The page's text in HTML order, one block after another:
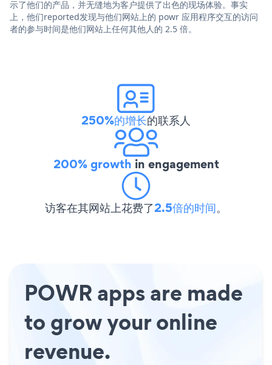
示了他们的产品，并无缝地为客户提供了出色的现场体验。事实
上，他们reported发现与他们网站上的 powr 应用程序交互的访问
者的参与时间是他们网站上任何其他人的 2.5 倍。
250%的增长的联系人
200% growth in engagement
访客在其网站上花费了2.5倍的时间。
POWR apps are made
to grow your online
revenue.